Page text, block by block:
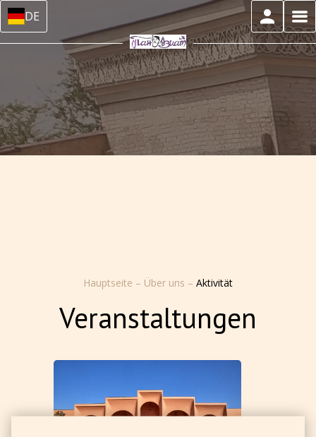
DE
Hauptseite – Über uns – Aktivität
Veranstaltungen